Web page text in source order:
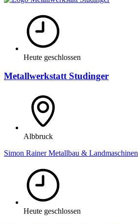
Heute geschlossen
Metallwerkstatt Studinger
Albbruck
Simon Rainer Metallbau & Landmaschinen
Heute geschlossen